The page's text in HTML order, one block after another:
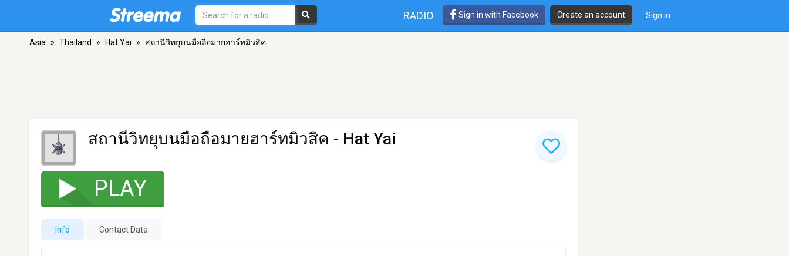
RADIO Sign in with Facebook Create an account Sign in
Asia » Thailand » Hat Yai » สถานีวิทยุบนมือถือมายฮาร์ทมิวสิค
สถานีวิทยุบนมือถือมายฮาร์ทมิวสิค - Hat Yai
PLAY
Info Contact Data